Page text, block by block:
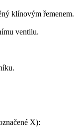
klínovým řemenem.
ventilu.
X):